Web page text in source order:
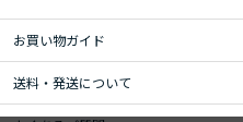
お買い物ガイド
送料・発送について